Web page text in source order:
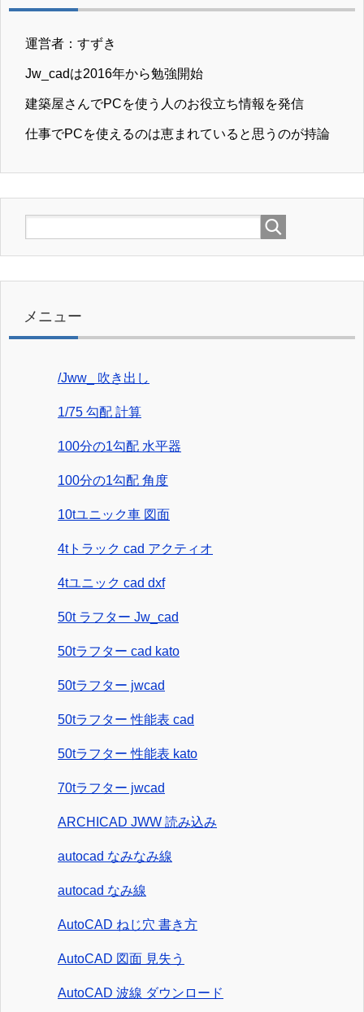
運営者：すずき
Jw_cadは2016年から勉強開始
建築屋さんでPCを使う人のお役立ち情報を発信
仕事でPCを使えるのは恵まれていると思うのが持論
メニュー
/Jww_ 吹き出し
1/75 勾配 計算
100分の1勾配 水平器
100分の1勾配 角度
10tユニック車 図面
4tトラック cad アクティオ
4tユニック cad dxf
50t ラフター Jw_cad
50tラフター cad kato
50tラフター jwcad
50tラフター 性能表 cad
50tラフター 性能表 kato
70tラフター jwcad
ARCHICAD JWW 読み込み
autocad なみなみ線
autocad なみ線
AutoCAD ねじ穴 書き方
AutoCAD 図面 見失う
AutoCAD 波線 ダウンロード